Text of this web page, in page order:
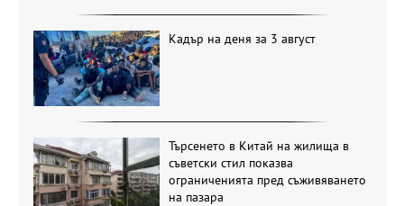
Кадър на деня за 3 август
Търсенето в Китай на жилища в
съветски стил показва
ограниченията пред съживяването
на пазара